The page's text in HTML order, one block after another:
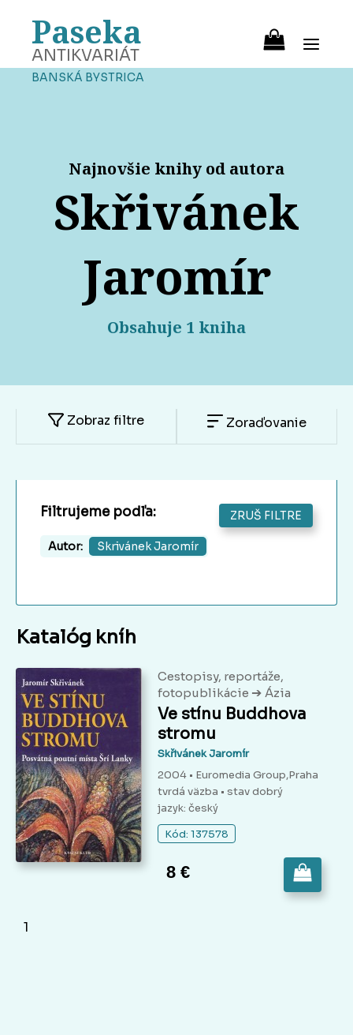
Paseka
ANTIKVARIÁT
BANSKÁ BYSTRICA
Najnovšie knihy od autora
Skřivánek
Jaromír
Obsahuje 1 kniha
Zobraz filtre Zoraďovanie
Filtrujeme podľa: ZRUŠ FILTRE
Autor: Skrivánek Jaromír
Katalóg kníh
Cestopisy, reportáže,
fotopublikácie ➔ Ázia
Ve stínu Buddhova
stromu
Skřivánek Jaromír
2004 • Euromedia Group,Praha
tvrdá väzba • stav dobrý
jazyk: český
Kód: 137578
8 €
1